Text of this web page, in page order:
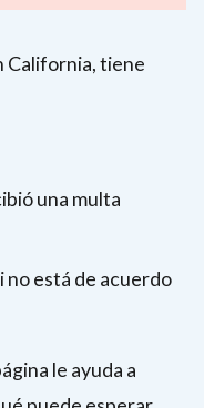
California, tiene
una multa
no está de acuerdo
le ayuda a